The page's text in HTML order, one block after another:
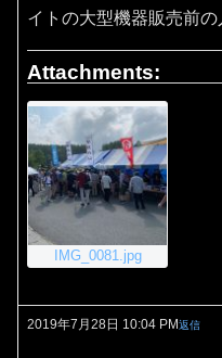
イトの大型機器販売前の
Attachments:
IMG_0081.jpg
2019年7月28日 10:04 PM返信